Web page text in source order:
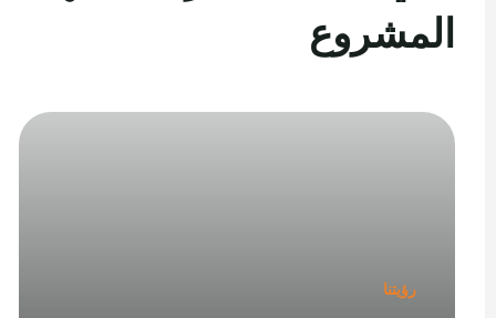
المشروع
رؤيتنا